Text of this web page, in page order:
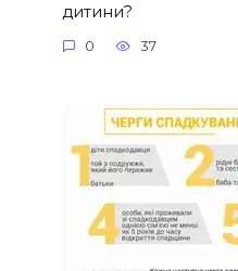
дитини?
0 37